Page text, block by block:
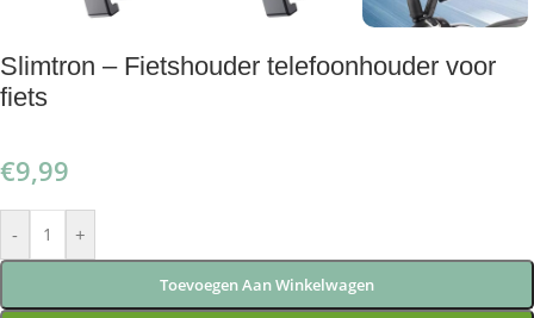
Slimtron – Fietshouder telefoonhouder voor
fiets
€9,99
- +
Toevoegen Aan Winkelwagen